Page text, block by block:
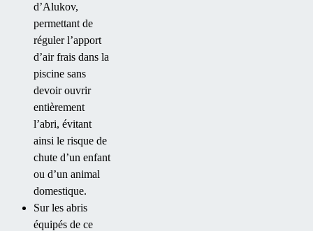
d’Alukov,
permettant de
réguler l’apport
d’air frais dans la
piscine sans
devoir ouvrir
entièrement
l’abri, évitant
ainsi le risque de
chute d’un enfant
ou d’un animal
domestique.
Sur les abris
équipés de ce